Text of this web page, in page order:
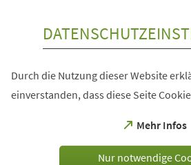
Durch die Nutzung dieser Website
einverstanden, dass diese Seite
Mehr Infos
(Öffnet
einem
Nur notwendige